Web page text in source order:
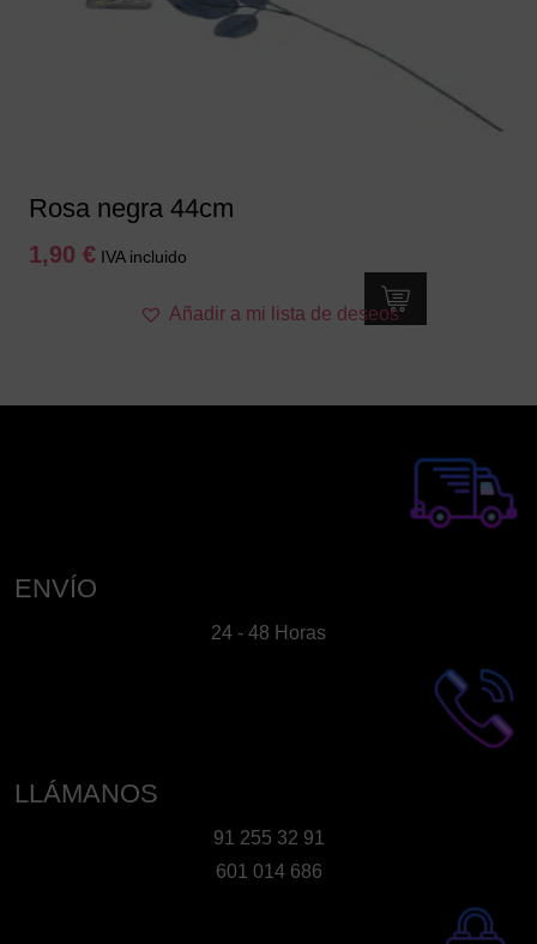
Rosa negra 44cm
1,90 € IVA incluido
Añadir a mi lista de deseos
ENVÍO
24 - 48 Horas
LLÁMANOS
91 255 32 91
601 014 686